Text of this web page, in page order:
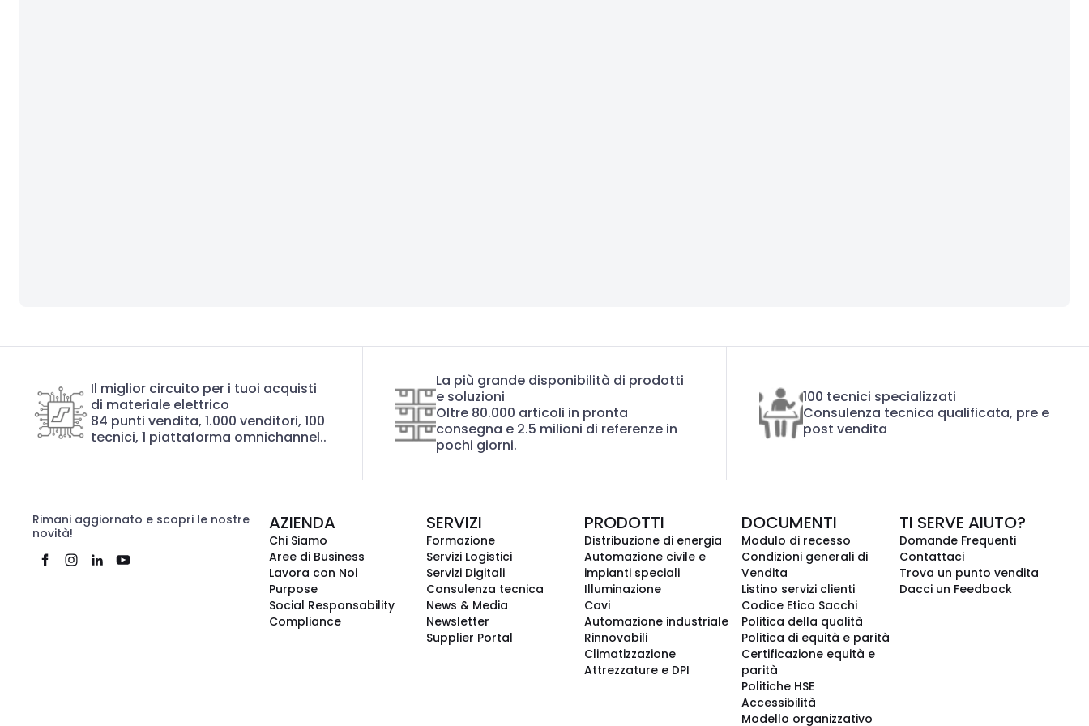
Il miglior circuito per i tuoi acquisti
di materiale elettrico
84 punti vendita, 1.000 venditori, 100
tecnici, 1 piattaforma omnichannel..
La più grande disponibilità di prodotti
e soluzioni
Oltre 80.000 articoli in pronta
consegna e 2.5 milioni di referenze in
pochi giorni.
100 tecnici specializzati
Consulenza tecnica qualificata, pre e
post vendita
Rimani aggiornato e scopri le nostre
novità!
AZIENDA
Chi Siamo
Aree di Business
Lavora con Noi
Purpose
Social Responsability
Compliance
SERVIZI
Formazione
Servizi Logistici
Servizi Digitali
Consulenza tecnica
News & Media
Newsletter
Supplier Portal
PRODOTTI
Distribuzione di energia
Automazione civile e
impianti speciali
Illuminazione
Cavi
Automazione industriale
Rinnovabili
Climatizzazione
Attrezzature e DPI
DOCUMENTI
Modulo di recesso
Condizioni generali di
Vendita
Listino servizi clienti
Codice Etico Sacchi
Politica della qualità
Politica di equità e parità
Certificazione equità e
parità
Politiche HSE
Accessibilità
Modello organizzativo
TI SERVE AIUTO?
Domande Frequenti
Contattaci
Trova un punto vendita
Dacci un Feedback